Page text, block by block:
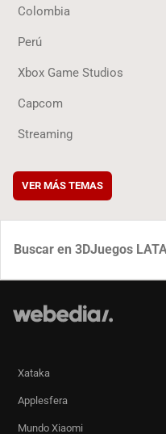
Colombia
Perú
Xbox Game Studios
Capcom
Streaming
VER MÁS TEMAS
Xataka
Applesfera
Mundo Xiaomi